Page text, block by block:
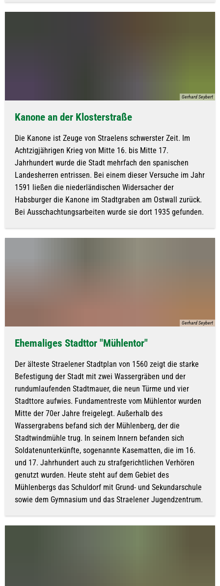
Gerhard Seybert
Kanone an der Klosterstraße
Die Kanone ist Zeuge von Straelens schwerster Zeit. Im
Achtzigjährigen Krieg von Mitte 16. bis Mitte 17.
Jahrhundert wurde die Stadt mehrfach den spanischen
Landesherren entrissen. Bei einem dieser Versuche im Jahr
1591 ließen die niederländischen Widersacher der
Habsburger die Kanone im Stadtgraben am Ostwall zurück.
Bei Ausschachtungsarbeiten wurde sie dort 1935 gefunden.
Gerhard Seybert
Ehemaliges Stadttor "Mühlentor"
Der älteste Straelener Stadtplan von 1560 zeigt die starke
Befestigung der Stadt mit zwei Wassergräben und der
rundumlaufenden Stadtmauer, die neun Türme und vier
Stadttore aufwies. Fundamentreste vom Mühlentor wurden
Mitte der 70er Jahre freigelegt. Außerhalb des
Wassergrabens befand sich der Mühlenberg, der die
Stadtwindmühle trug. In seinem Innern befanden sich
Soldatenunterkünfte, sogenannte Kasematten, die im 16.
und 17. Jahrhundert auch zu strafgerichtlichen Verhören
genutzt wurden. Heute steht auf dem Gebiet des
Mühlenbergs das Schuldorf mit Grund- und Sekundarschule
sowie dem Gymnasium und das Straelener Jugendzentrum.